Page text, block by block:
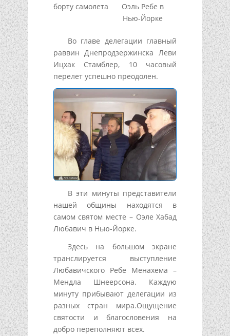
борту самолета
Оэль Ребе в
Нью-Йорке
Во главе делегации главный
раввин Днепродзержинска Леви
Ицхак Стамблер, 10 часовый
перелет успешно преодолен.
В эти минуты представители
нашей общины находятся в
самом святом месте – Оэле Хабад
Любавич в Нью-Йорке.
Здесь на большом экране
транслируется выступление
Любавичского Ребе Менахема –
Мендла Шнеерсона. Каждую
минуту прибывают делегации из
разных стран мира.Ощущение
святости и благословения на
добро переполняют всех.